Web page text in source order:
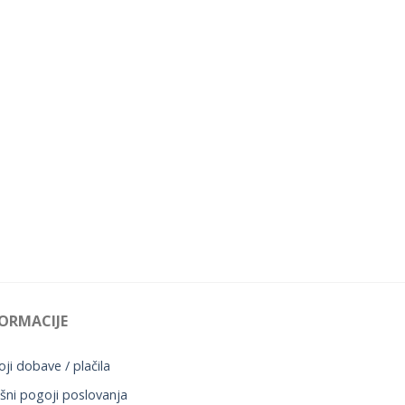
dobave / plačila
pogoji poslovanja